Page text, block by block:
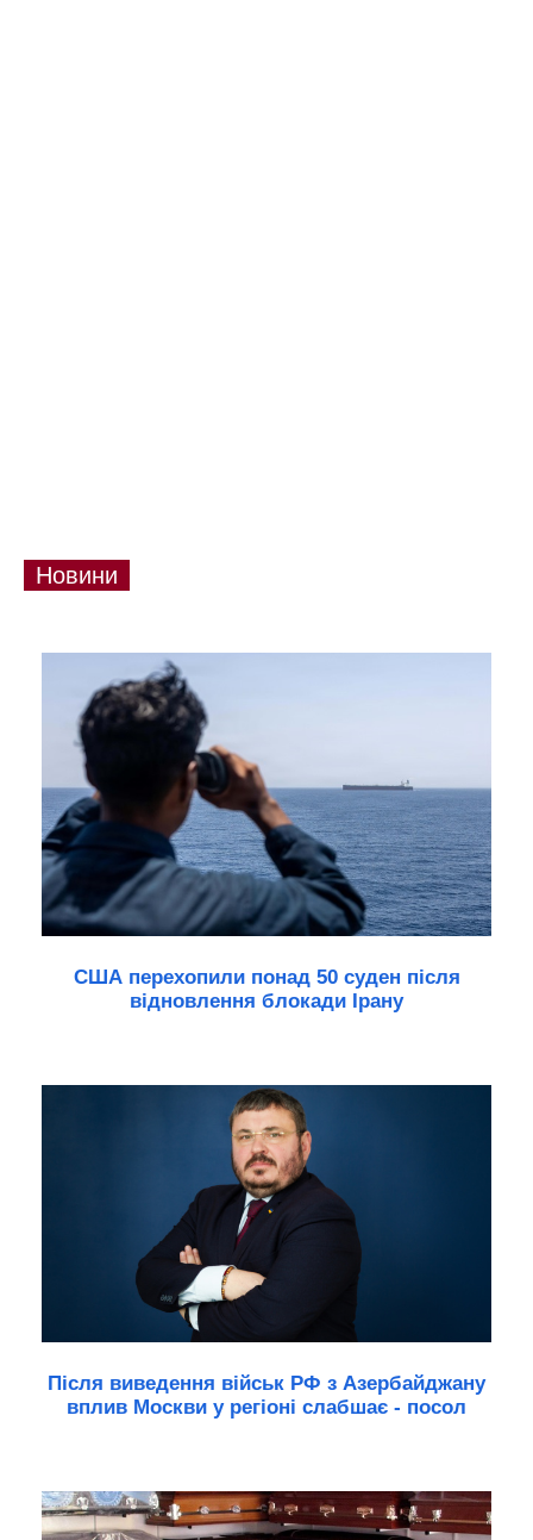
Новини
США перехопили понад 50 суден після
відновлення блокади Ірану
Після виведення військ РФ з Азербайджану
вплив Москви у регіоні слабшає - посол